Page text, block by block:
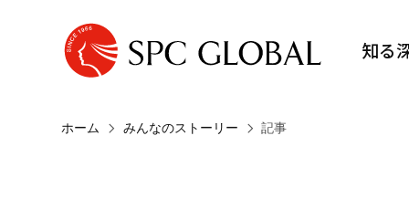
知る
ホーム みんなのストーリー 記事